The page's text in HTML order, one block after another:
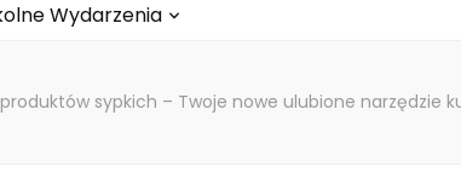
Wydarzenia
sypkich – Twoje nowe ulubione narzędzie